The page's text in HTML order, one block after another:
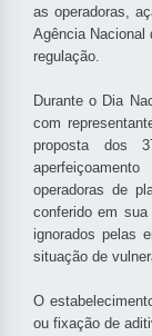
as operadoras,
Agência Nacional
regulação.
Durante o Dia
com
proposta dos
operadoras de
conferido em
ignorados pelas
situação de
O
ou fixação de